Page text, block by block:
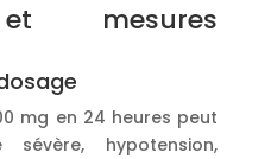
mesures
mg en 24 heures peut
sévère, hypotension,